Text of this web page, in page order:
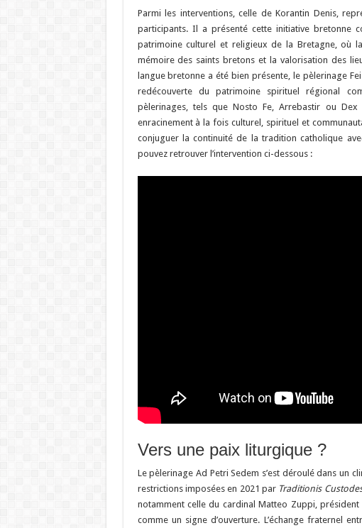
Parmi les interventions, celle de Korantin Denis,
participants. Il a présenté cette initiative bretonne
patrimoine culturel et religieux de la Bretagne, où
mémoire des saints bretons et la valorisation des
langue bretonne a été bien présente, le pèlerinage
redécouverte du patrimoine spirituel régional
pèlerinages, tels que Nosto Fe, Arrebastir ou
enracinement à la fois culturel, spirituel et
conjuguer la continuité de la tradition catholique
pouvez retrouver l’intervention ci-dessous :
Vers une paix liturgique ?
Le pèlerinage Ad Petri Sedem s’est déroulé dans un
restrictions imposées en 2021 par Traditionis
notamment celle du cardinal Matteo Zuppi,
comme un signe d’ouverture. L’échange fraternel